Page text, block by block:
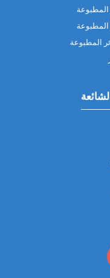
المطبوعة
المطبوعة
المطبوعة